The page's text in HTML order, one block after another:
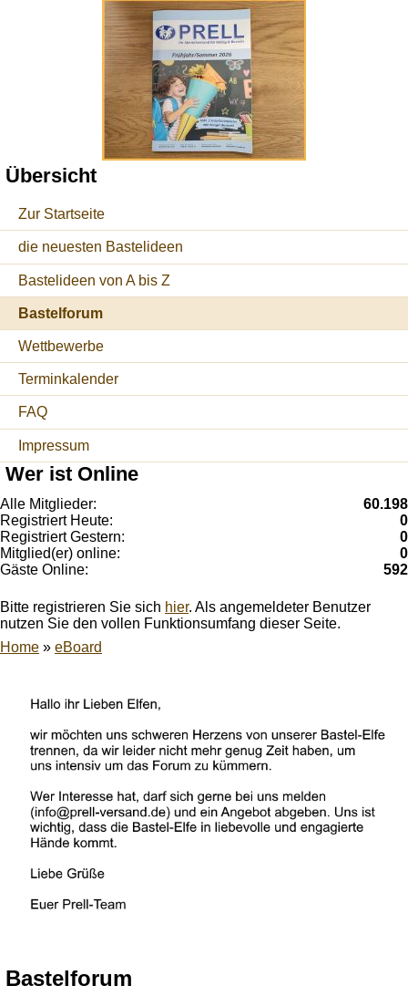
Übersicht
Zur Startseite
die neuesten Bastelideen
Bastelideen von A bis Z
Bastelforum
Wettbewerbe
Terminkalender
FAQ
Impressum
Wer ist Online
Alle Mitglieder:
60.198
Registriert Heute:
0
Registriert Gestern:
0
Mitglied(er) online:
0
Gäste Online:
592
Bitte registrieren Sie sich hier. Als angemeldeter Benutzer
nutzen Sie den vollen Funktionsumfang dieser Seite.
Home » eBoard
Bastelforum